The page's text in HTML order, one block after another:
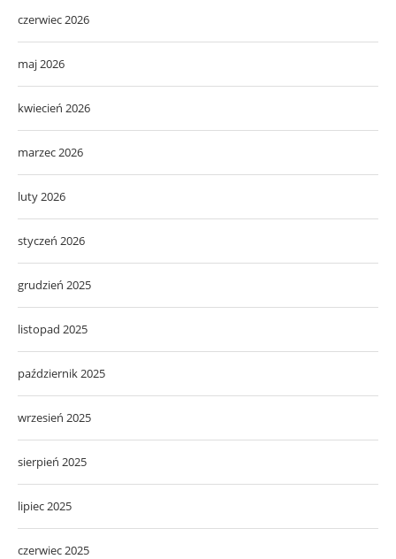
czerwiec 2026
maj 2026
kwiecień 2026
marzec 2026
luty 2026
styczeń 2026
grudzień 2025
listopad 2025
październik 2025
wrzesień 2025
sierpień 2025
lipiec 2025
czerwiec 2025